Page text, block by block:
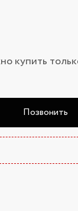
купить
Позвонить